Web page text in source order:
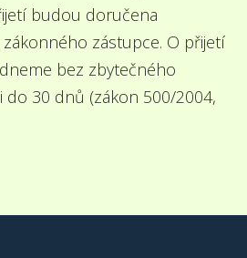
budou doručena
zástupce. O přijetí
bez zbytečného
do 30 dnů (zákon 500/2004,